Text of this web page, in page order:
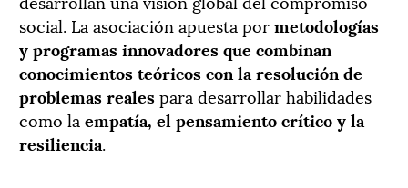
social. La asociación apuesta pormetodologías
y programas innovadores que combinan
conocimientos teóricos con la resolución de
problemas realespara desarrollar habilidades
como la empatía, el pensamiento crítico y la
resiliencia.